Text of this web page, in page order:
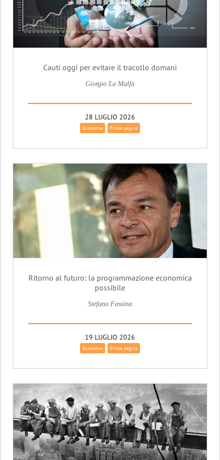
Cauti oggi per evitare il tracollo domani
Giorgio La Malfa
28 LUGLIO 2026
Economia Prima pagina
Ritorno al futuro: la programmazione economica
possibile
Stefano Fassina
19 LUGLIO 2026
Economia Prima pagina